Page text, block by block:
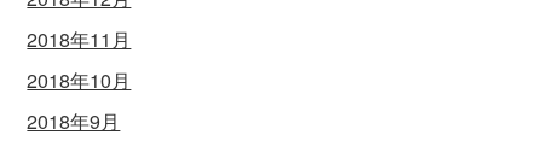
2018年11月
2018年10月
2018年9月